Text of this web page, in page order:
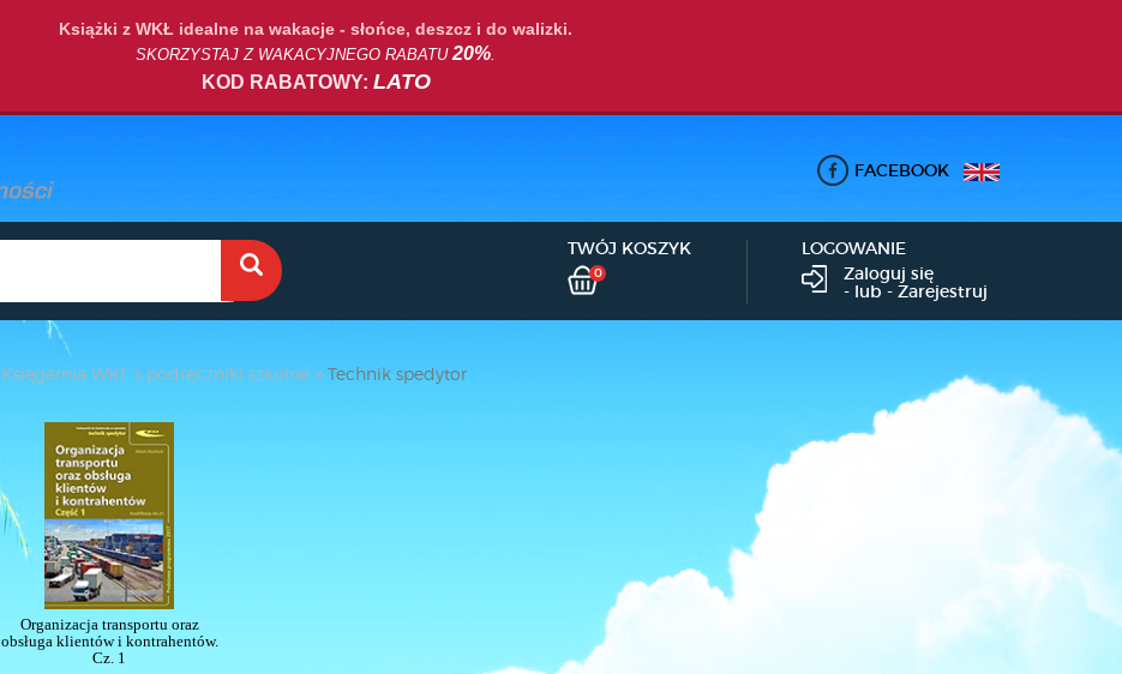
Książki z WKŁ idealne na wakacje - słońce, deszcz i do walizki.
SKORZYSTAJ Z WAKACYJNEGO RABATU20%.
KOD RABATOWY: LATO
FACEBOOK
TWÓJ KOSZYK
0
LOGOWANIE
Zaloguj się
- lub - Zarejestruj
Księgarnia WKŁ podręczniki szkolne Technik spedytor
Organizacja transportu oraz
obsługa klientów i kontrahentów.
Cz. 1